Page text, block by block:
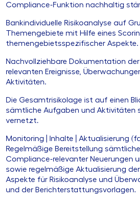
Compliance-Funktion nachhaltig
Bankindividuelle Risikoanalyse auf
Themengebiete mit Hilfe eines
themengebietsspezifischer Aspekte.
Nachvollziehbare Dokumentation
relevanten Ereignisse,
Aktivitäten.
Die Gesamtrisikolage ist auf einen
sämtliche Aufgaben und Aktivitäten
vernetzt.
Monitoring | Inhalte | Aktualisierung
Regelmäßige Bereitstellung
Compliance-relevanter Neuerungen
sowie regelmäßige Aktualisierung
Aspekte für Risikoanalyse und
und der Berichterstattungsvorlagen.